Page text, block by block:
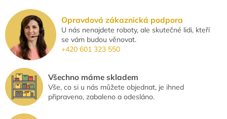
á
d
a
c
r
v
k
Opravdová zákaznická podpora
U nás nenajdete roboty, ale skutečné lidi, kteří
se vám budou věnovat.
+420 601 323 550
Všechno máme skladem
Vše, co si u nás můžete objednat, je ihned
připraveno, zabaleno a odesláno.